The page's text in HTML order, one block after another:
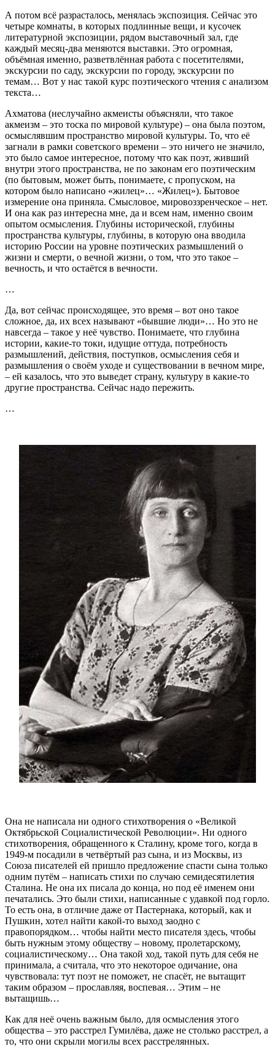
А потом всё разрасталось, менялась экспозиция. Сейчас это
четыре комнаты, в которых подлинные вещи, и кусочек
литературной экспозиции, рядом выставочный зал, где
каждый месяц-два меняются выставки. Это огромная,
объёмная именно, разветвлённая работа с посетителями,
экскурсии по саду, экскурсии по городу, экскурсии по
темам… Вот у нас такой курс поэтического чтения с анализом
текста…
Ахматова (неслучайно акмеисты объясняли, что такое
акмеизм – это тоска по мировой культуре) – она была поэтом,
осмыслявшим пространство мировой культуры. То, что её
загнали в рамки советского времени – это ничего не значило,
это было самое интересное, потому что как поэт, живший
внутри этого пространства, не по законам его поэтическим
(по бытовым, может быть, понимаете, с пропуском, на
котором было написано «жилец»… «Жилец»). Бытовое
измерение она приняла. Смысловое, мировоззренческое – нет.
И она как раз интересна мне, да и всем нам, именно своим
опытом осмысления. Глубины исторической, глубины
пространства культуры, глубины, в которую она вводила
историю России на уровне поэтических размышлений о
жизни и смерти, о вечной жизни, о том, что это такое –
вечность, и что остаётся в вечности.
…
Да, вот сейчас происходящее, это время – вот оно такое
сложное, да, их всех называют «бывшие люди»… Но это не
навсегда – такое у неё чувство. Понимаете, что глубина
истории, какие-то токи, идущие оттуда, потребность
размышлений, действия, поступков, осмысления себя и
размышления о своём уходе и существовании в вечном мире,
– ей казалось, что это выведет страну, культуру в какие-то
другие пространства. Сейчас надо пережить.
…
Она не написала ни одного стихотворения о «Великой
Октябрьской Социалистической Революции». Ни одного
стихотворения, обращенного к Сталину, кроме того, когда в
1949-м посадили в четвёртый раз сына, и из Москвы, из
Союза писателей ей пришло предложение спасти сына только
одним путём – написать стихи по случаю семидесятилетия
Сталина. Не она их писала до конца, но под её именем они
печатались. Это были стихи, написанные с удавкой под горло.
То есть она, в отличие даже от Пастернака, который, как и
Пушкин, хотел найти какой-то выход заодно с
правопорядком… чтобы найти место писателя здесь, чтобы
быть нужным этому обществу – новому, пролетарскому,
социалистическому… Она такой ход, такой путь для себя не
принимала, а считала, что это некоторое одичание, она
чувствовала: тут поэт не поможет, не спасёт, не вытащит
таким образом – прославляя, воспевая… Этим – не
вытащишь…
Как для неё очень важным было, для осмысления этого
общества – это расстрел Гумилёва, даже не столько расстрел, а
то, что они скрыли могилы всех расстрелянных.